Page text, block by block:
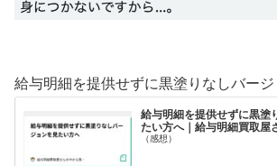
給与明細を提供せずに黒塗りなしバー
給与明細を提供せずに黒塗
たい方へ｜給与明細買取屋
（感想）